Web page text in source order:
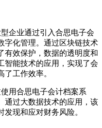
型企业通过引入合思电子会
字化管理。通过区块链技术
有效保护，数据的透明度和
智能技术的应用，实现了会
工作效率。
使用合思电子会计档案系
通过大数据技术的应用，该
现和应对财务风险。